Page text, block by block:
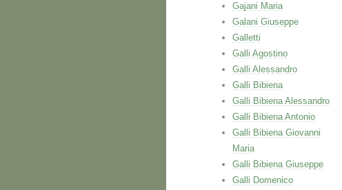
Gajani Maria
Galani Giuseppe
Galletti
Galli Agostino
Galli Alessandro
Galli Bibiena
Galli Bibiena Alessandro
Galli Bibiena Antonio
Galli Bibiena Giovanni
Maria
Galli Bibiena Giuseppe
Galli Domenico